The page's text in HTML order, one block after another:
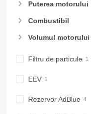
Puterea motorului
Combustibil
Volumul motorului
Filtru de particule
EEV
Rezervor AdBlue